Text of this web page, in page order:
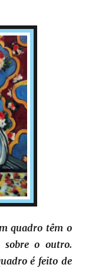
quadro têm o
sobre o outro.
é feito de